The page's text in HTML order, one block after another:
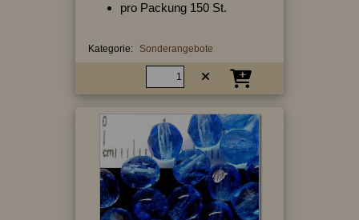
pro Packung 150 St.
Kategorie: Sonderangebote